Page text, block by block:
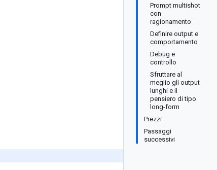
Prompt multishot
con
ragionamento
Definire output e
comportamento
Debug e
controllo
Sfruttare al
meglio gli output
lunghi e il
pensiero di tipo
long-form
Prezzi
Passaggi
successivi